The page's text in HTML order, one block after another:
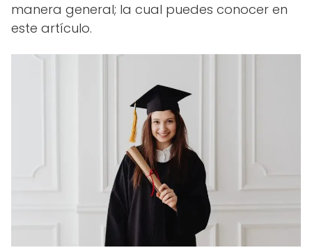
manera general; la cual puedes conocer en
este artículo.